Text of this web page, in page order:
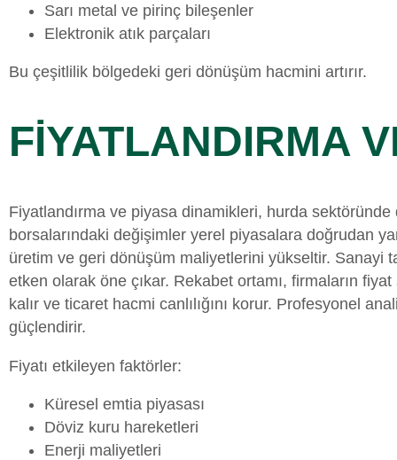
Sarı metal ve pirinç bileşenler
Elektronik atık parçaları
Bu çeşitlilik bölgedeki geri dönüşüm hacmini artırır.
FİYATLANDIRMA
Fiyatlandırma ve piyasa dinamikleri, hurda
borsalarındaki değişimler yerel piyasalara doğrudan
üretim ve geri dönüşüm maliyetlerini yükseltir. Sanayi
etken olarak öne çıkar. Rekabet ortamı, firmaların
kalır ve ticaret hacmi canlılığını korur. Profesyonel
güçlendirir.
Fiyatı etkileyen faktörler:
Küresel emtia piyasası
Döviz kuru hareketleri
Enerji maliyetleri